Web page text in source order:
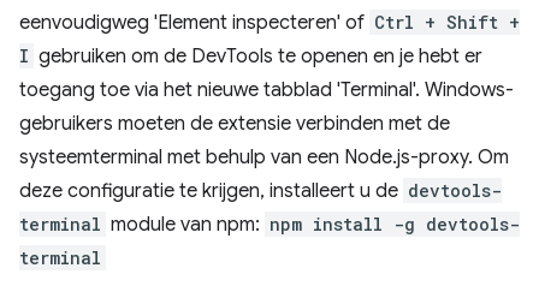
eenvoudigweg 'Element inspecteren' of Ctrl + Shift +
I gebruiken om de DevTools te openen en je hebt er
toegang toe via het nieuwe tabblad 'Terminal'. Windows-
gebruikers moeten de extensie verbinden met de
systeemterminal met behulp van een Node.js-proxy. Om
deze configuratie te krijgen, installeert u de devtools-
terminal module van npm: npm install -g devtools-
terminal